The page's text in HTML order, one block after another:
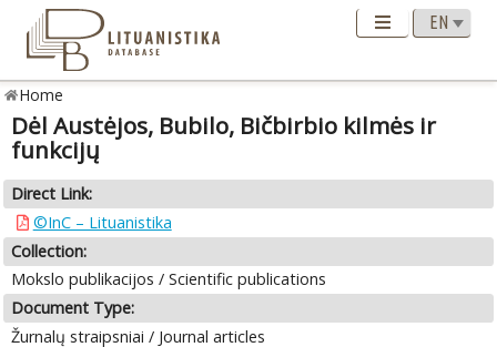
Home
Dėl Austėjos, Bubilo, Bičbirbio kilmės ir
funkcijų
Direct Link:
©InC – Lituanistika
Collection:
Mokslo publikacijos / Scientific publications
Document Type:
Žurnalų straipsniai / Journal articles